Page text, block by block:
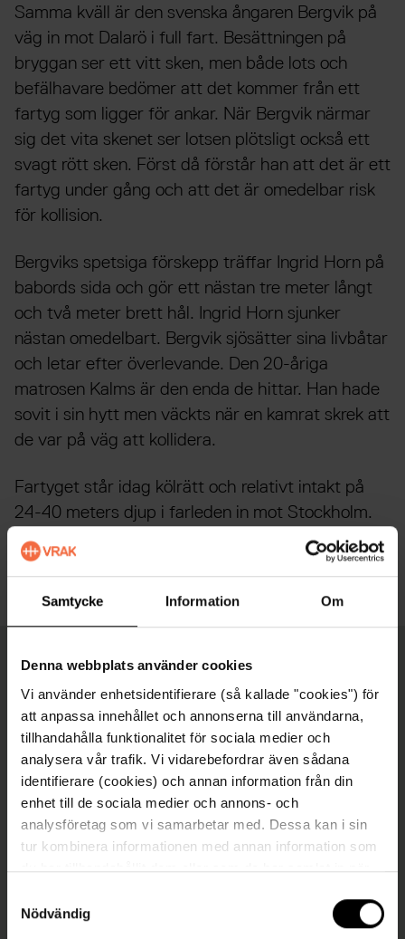
Samtycke Information Om
Denna webbplats använder cookies
Vi använder enhetsidentifierare (så kallade "cookies") för
att anpassa innehållet och annonserna till användarna,
tillhandahålla funktionalitet för sociala medier och
analysera vår trafik. Vi vidarebefordrar även sådana
identifierare (cookies) och annan information från din
enhet till de sociala medier och annons- och
analysföretag som vi samarbetar med. Dessa kan i sin
tur kombinera informationen med annan information som
du har tillhandahållit dem eller som de har samlat in när
cookies.
Nödvändig
Samma kväll är den svenska ångaren Bergvik på
väg in mot Dalarö i full fart. Besättningen på
bryggan ser ett vitt sken, men både lots och
befälhavare bedömer att det kommer från ett
fartyg som ligger för ankar. När Bergvik närmar
sig det vita skenet ser lotsen plötsligt också ett
svagt rött sken. Först då förstår han att det är ett
fartyg under gång och att det är omedelbar risk
för kollision.
Bergviks spetsiga förskepp träffar Ingrid Horn på
babords sida och gör ett nästan tre meter långt
och två meter brett hål. Ingrid Horn sjunker
nästan omedelbart. Bergvik sjösätter sina livbåtar
och letar efter överlevande. Den 20-åriga
matrosen Kalms är den enda de hittar. Han hade
sovit i sin hytt men väckts när en kamrat skrek att
de var på väg att kollidera.
Fartyget står idag kölrätt och relativt intakt på
24-40 meters djup i farleden in mot Stockholm.
På babords sida för om bryggan syns stora hålet
där Bergviks för träffade.
Fakta
Djup
24-40 meter
Byggd
1901
Längd
88,8 meter
12,6 meter